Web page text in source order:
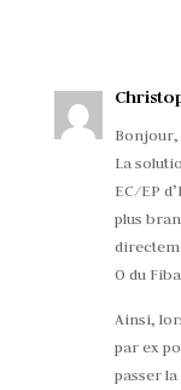
Bonjour,
La
EC/EP
plus
O du
Ainsi,
par ex
passer